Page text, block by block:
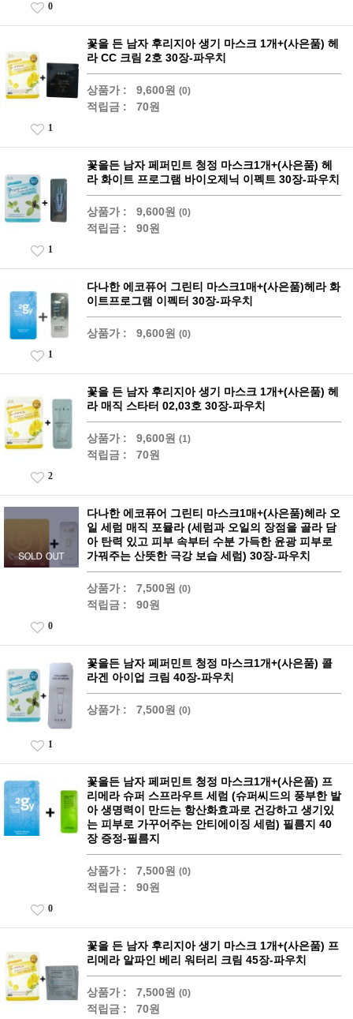
0
꽃을 든 남자 후리지아 생기 마스크 1개+(사은품) 헤
라 CC 크림 2호 30장-파우치
상품가 : 9,600원 (0)
적립금 : 70원
1
꽃을든 남자 페퍼민트 청정 마스크1개+(사은품) 헤
라 화이트 프로그램 바이오제닉 이펙트 30장-파우치
상품가 : 9,600원 (0)
적립금 : 90원
1
다나한 에코퓨어 그린티 마스크1매+(사은품)헤라 화
이트프로그램 이펙터 30장-파우치
상품가 : 9,600원 (0)
1
꽃을 든 남자 후리지아 생기 마스크 1개+(사은품) 헤
라 매직 스타터 02,03호 30장-파우치
상품가 : 9,600원 (1)
적립금 : 70원
2
다나한 에코퓨어 그린티 마스크1매+(사은품)헤라 오
일 세럼 매직 포뮬라 (세럼과 오일의 장점을 골라 담
아 탄력 있고 피부 속부터 수분 가득한 윤광 피부로
가꿔주는 산뜻한 극강 보습 세럼) 30장-파우치
상품가 : 7,500원 (0)
적립금 : 90원
0
꽃을든 남자 페퍼민트 청정 마스크1개+(사은품) 콜
라겐 아이업 크림 40장-파우치
상품가 : 7,500원 (0)
1
꽃을든 남자 페퍼민트 청정 마스크1개+(사은품) 프
리메라 슈퍼 스프라우트 세럼 (슈퍼씨드의 풍부한 발
아 생명력이 만드는 항산화효과로 건강하고 생기있
는 피부로 가꾸어주는 안티에이징 세럼) 필름지 40
장 증정-필름지
상품가 : 7,500원 (0)
적립금 : 90원
0
꽃을 든 남자 후리지아 생기 마스크 1개+(사은품) 프
리메라 알파인 베리 워터리 크림 45장-파우치
상품가 : 7,500원 (0)
적립금 : 70원